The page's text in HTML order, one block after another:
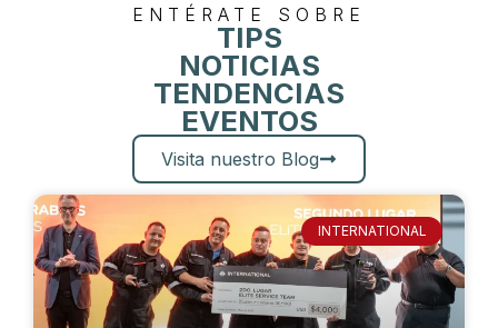
ENTÉRATE SOBRE
TIPS
NOTICIAS
TENDENCIAS
EVENTOS
Visita nuestro Blog
INTERNATIONAL